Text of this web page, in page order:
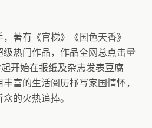
著有《官梯》《国色天香》
级热门作品，作品全网总点击量
开始在报纸及杂志发表豆腐
富的生活阅历抒写家国情怀，
的火热追捧。